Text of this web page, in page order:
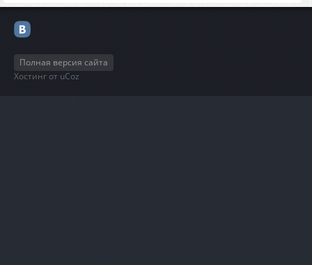
Полная версия сайта
Хостинг от uCoz